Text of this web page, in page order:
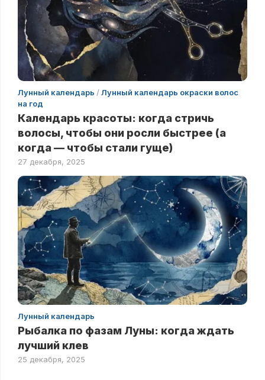
Лунный календарь /Лунный календарь окраски волос
на год
Календарь красоты: когда стричь
волосы, чтобы они росли быстрее (а
когда — чтобы стали гуще)
27 декабря, 2025
Лунный календарь
Рыбалка по фазам Луны: когда ждать
лучший клев
25 декабря, 2025